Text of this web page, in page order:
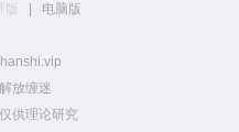
版 电脑版
放缠迷
供理论研究